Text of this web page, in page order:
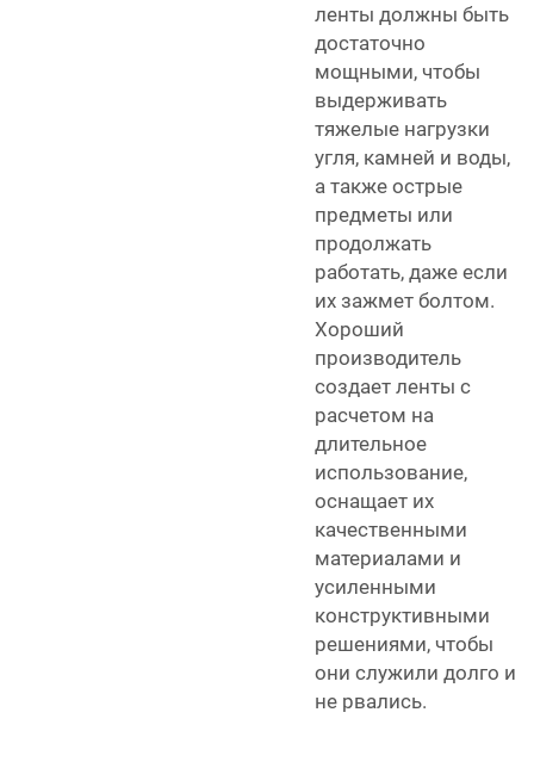
ленты должны быть
достаточно
мощными, чтобы
выдерживать
тяжелые нагрузки
угля, камней и воды,
а также острые
предметы или
продолжать
работать, даже если
их зажмет болтом.
Хороший
производитель
создает ленты с
расчетом на
длительное
использование,
оснащает их
качественными
материалами и
усиленными
конструктивными
решениями, чтобы
они служили долго и
не рвались.